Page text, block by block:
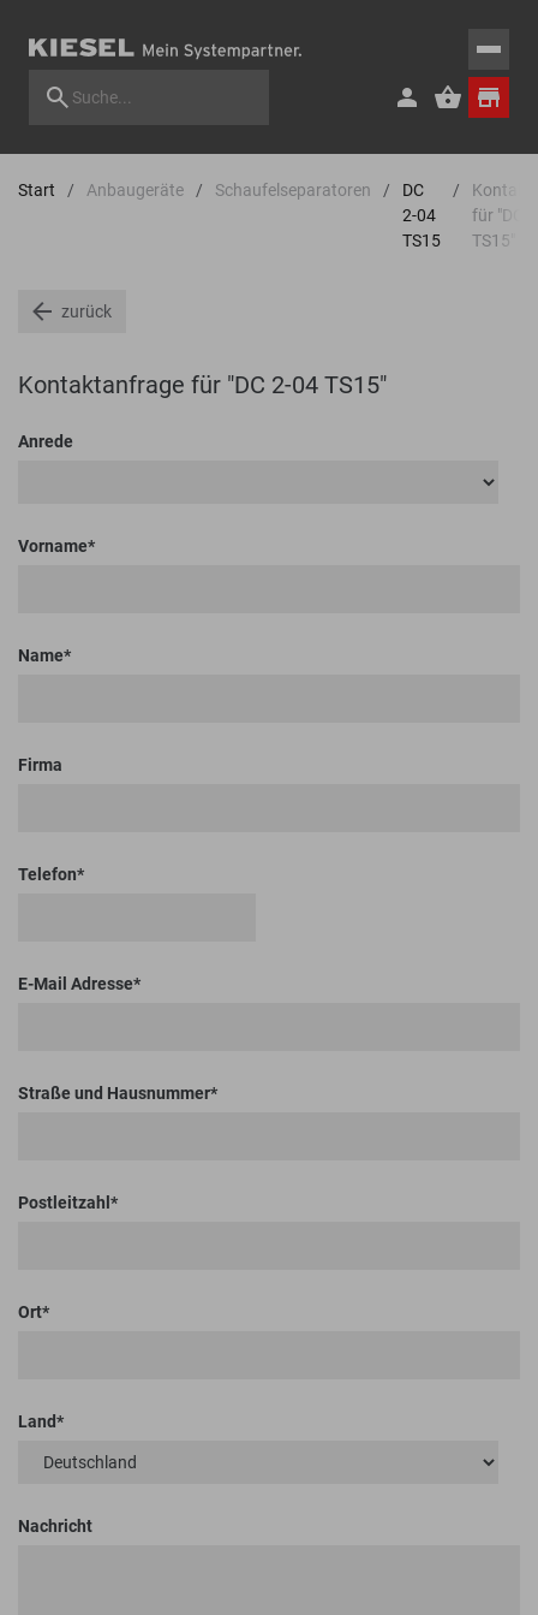
Start Anbaugeräte Schaufelseparatoren
DC
2-04
TS15
für "DC
TS15"
zurück
Kontaktanfrage für "DC 2-04 TS15"
Anrede
Vorname
Name
Firma
Telefon
E-Mail Adresse
Straße und Hausnummer
Postleitzahl
Ort
Land
Nachricht